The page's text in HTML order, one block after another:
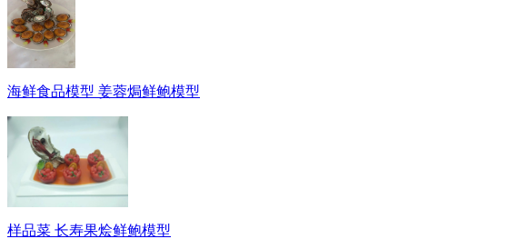
海鲜食品模型 姜蓉焗鲜鲍模型
样品菜 长寿果烩鲜鲍模型